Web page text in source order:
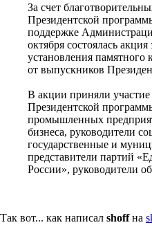
За счет
Президентской
поддержке
октября состоялась
установления памятного
от выпускников
В акции приняли
Президентской
промышленных
бизнеса, руководители
государственные и
представители партий
России», руководители
Так вот... как написал shoffна